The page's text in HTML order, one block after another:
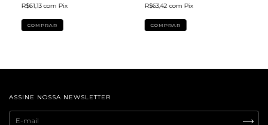
R$61,13com Pix R$63,42com Pix
ASSINE NOSSA NEWSLETTER